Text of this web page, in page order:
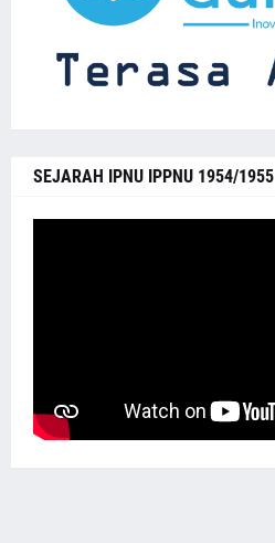
SEJARAH IPNU IPPNU 1954/1955